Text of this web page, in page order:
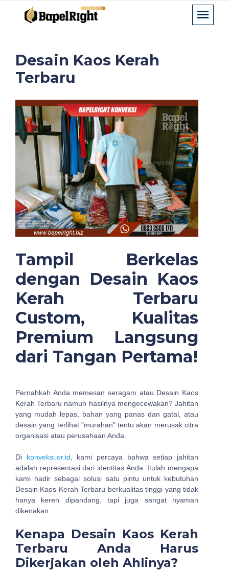
Desain Kaos Kerah
Terbaru
Tampil Berkelas
dengan Desain Kaos
Kerah Terbaru
Custom, Kualitas
Premium Langsung
dari Tangan Pertama!
Pernahkah Anda memesan seragam atau Desain Kaos
Kerah Terbaru namun hasilnya mengecewakan? Jahitan
yang mudah lepas, bahan yang panas dan gatal, atau
desain yang terlihat "murahan" tentu akan merusak citra
organisasi atau perusahaan Anda.
Di konveksi.or.id, kami percaya bahwa setiap jahitan
adalah representasi dari identitas Anda. Itulah mengapa
kami hadir sebagai solusi satu pintu untuk kebutuhan
Desain Kaos Kerah Terbaru berkualitas tinggi yang tidak
hanya keren dipandang, tapi juga sangat nyaman
dikenakan.
Kenapa Desain Kaos Kerah
Terbaru Anda Harus
Dikerjakan oleh Ahlinya?